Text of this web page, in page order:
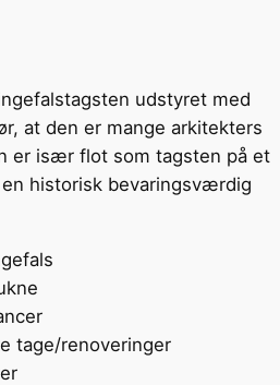
udstyret med
at den er mange arkitekters
er især flot som tagsten på et
historisk bevaringsværdig
tage/renoveringer